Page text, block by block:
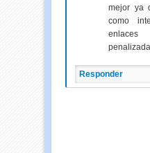
mejor ya
como
Responder